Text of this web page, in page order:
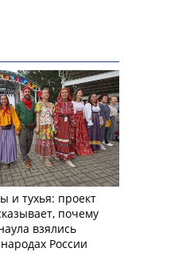
и тухья: проект
почему
взялись
России